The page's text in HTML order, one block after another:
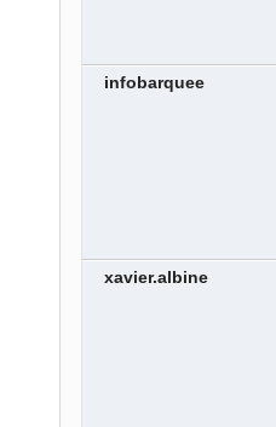
infobarquee
xavier.albine